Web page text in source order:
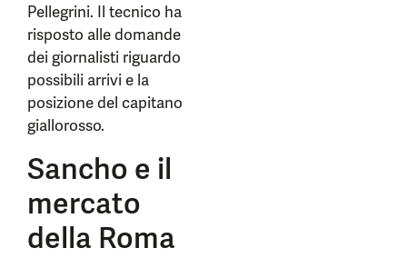
Pellegrini. Il tecnico ha
risposto alle domande
dei giornalisti riguardo
possibili arrivi e la
posizione del capitano
giallorosso.
Sancho e il
mercato
della Roma